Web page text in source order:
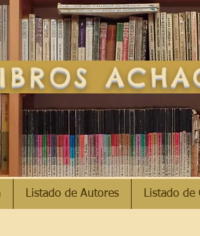
Listado de Autores Listado de